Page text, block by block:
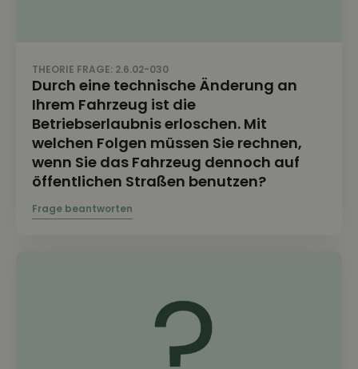
THEORIE FRAGE: 2.6.02-030
Durch eine technische Änderung an
Ihrem Fahrzeug ist die
Betriebserlaubnis erloschen. Mit
welchen Folgen müssen Sie rechnen,
wenn Sie das Fahrzeug dennoch auf
öffentlichen Straßen benutzen?